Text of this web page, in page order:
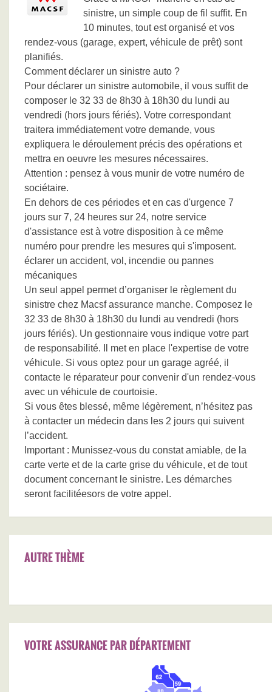
sinistre, un simple coup de fil suffit. En
10 minutes, tout est organisé et vos
rendez-vous (garage, expert, véhicule de prêt) sont
planifiés.
Comment déclarer un sinistre auto ?
Pour déclarer un sinistre automobile, il vous suffit de
composer le 32 33 de 8h30 à 18h30 du lundi au
vendredi (hors jours fériés). Votre correspondant
traitera immédiatement votre demande, vous
expliquera le déroulement précis des opérations et
mettra en oeuvre les mesures nécessaires.
Attention : pensez à vous munir de votre numéro de
sociétaire.
En dehors de ces périodes et en cas d'urgence 7
jours sur 7, 24 heures sur 24, notre service
d'assistance est à votre disposition à ce même
numéro pour prendre les mesures qui s'imposent.
éclarer un accident, vol, incendie ou pannes
mécaniques
Un seul appel permet d’organiser le règlement du
sinistre chez Macsf assurance manche. Composez le
32 33 de 8h30 à 18h30 du lundi au vendredi (hors
jours fériés). Un gestionnaire vous indique votre part
de responsabilité. Il met en place l'expertise de votre
véhicule. Si vous optez pour un garage agréé, il
contacte le réparateur pour convenir d'un rendez-vous
avec un véhicule de courtoisie.
Si vous êtes blessé, même légèrement, n’hésitez pas
à contacter un médecin dans les 2 jours qui suivent
l’accident.
Important : Munissez-vous du constat amiable, de la
carte verte et de la carte grise du véhicule, et de tout
document concernant le sinistre. Les démarches
seront facilitéesors de votre appel.
AUTRE THÈME
VOTRE ASSURANCE PAR DÉPARTEMENT